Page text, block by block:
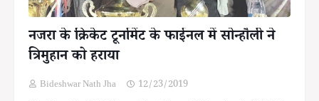
नजरा के क्रिकेट टूर्नामेंट के फाईनल में सोन्हौली ने
त्रिमुहान को हराया
Bideshwar Nath Jha
12/23/2019